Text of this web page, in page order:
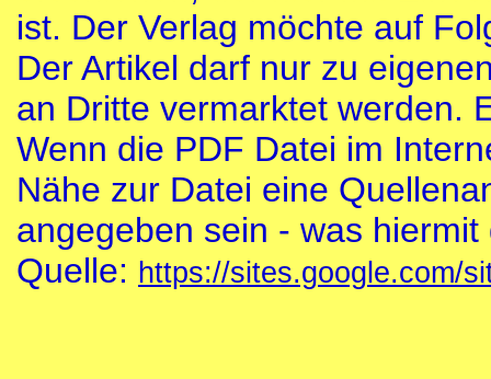
ist. Der Verlag möchte auf
Der Artikel darf nur zu
an Dritte vermarktet werden.
Wenn die PDF Datei im
Nähe zur Datei eine
angegeben sein - was
Quelle: https://sites.google.com/